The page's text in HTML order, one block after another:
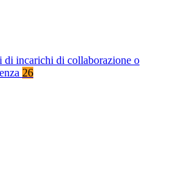
di incarichi di collaborazione o
26